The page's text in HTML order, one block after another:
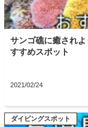
サンゴ礁に癒され
すすめスポット
2021/02/24
ダイビングのヒント
ダイビングスポット